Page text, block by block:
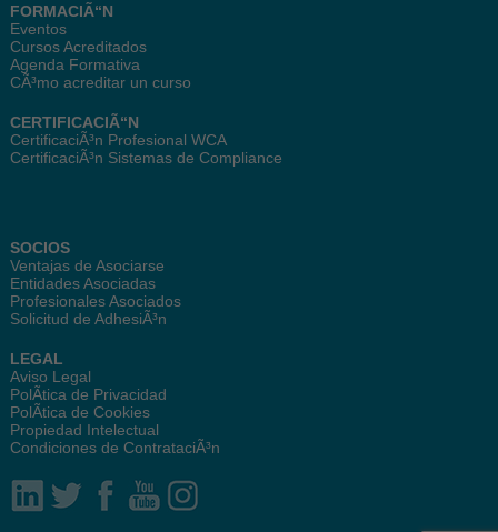
FORMACIÃ“N
Eventos
Cursos Acreditados
Agenda Formativa
CÃ³mo acreditar un curso
CERTIFICACIÃ“N
CertificaciÃ³n Profesional WCA
CertificaciÃ³n Sistemas de Compliance
SOCIOS
Ventajas de Asociarse
Entidades Asociadas
Profesionales Asociados
Solicitud de AdhesiÃ³n
LEGAL
Aviso Legal
PolÃ­tica de Privacidad
PolÃ­tica de Cookies
Propiedad Intelectual
Condiciones de ContrataciÃ³n